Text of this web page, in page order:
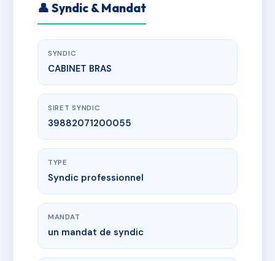
👤 Syndic & Mandat
SYNDIC
CABINET BRAS
SIRET SYNDIC
39882071200055
TYPE
Syndic professionnel
MANDAT
un mandat de syndic